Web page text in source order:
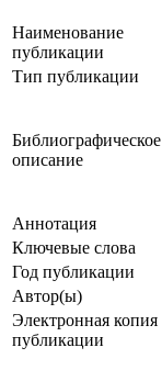
Наименование
публикации
Тип публикации
Библиографическое
описание
Аннотация
Ключевые cлова
Год публикации
Автор(ы)
Электронная копия
публикации